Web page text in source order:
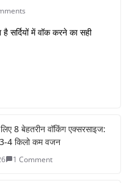
सर्दियों में वॉक करने का सही
8 बेहतरीन वॉकिंग एक्सरसाइज:
3-4 किलो कम वजन
1 Comment